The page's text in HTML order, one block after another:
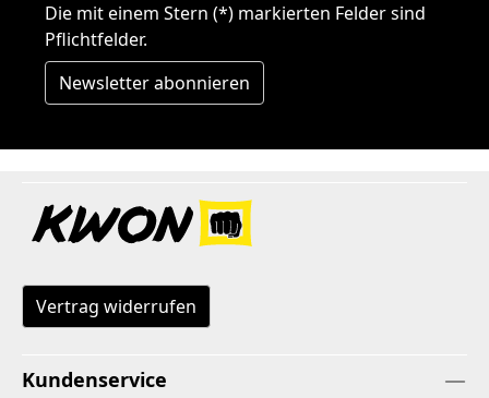
Die mit einem Stern (*) markierten Felder sind
Pflichtfelder.
Newsletter abonnieren
Vertrag widerrufen
Kundenservice